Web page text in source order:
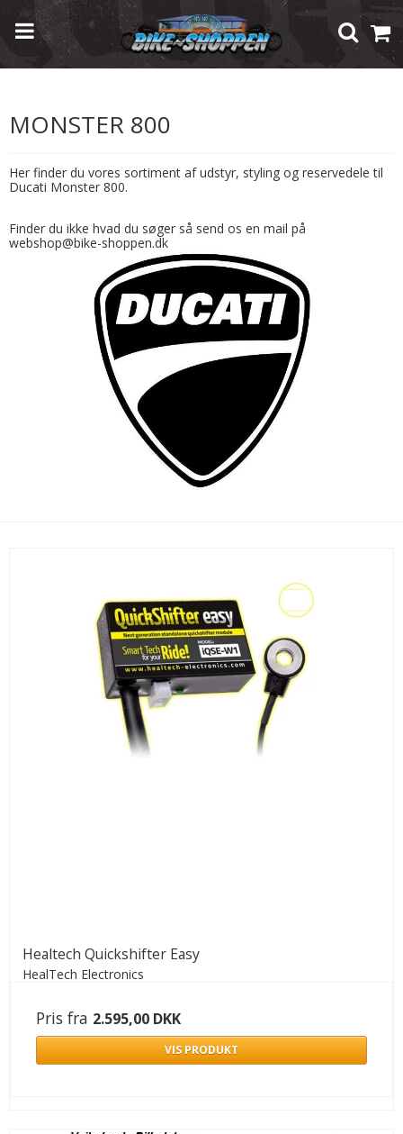
MONSTER 800
Her finder du vores sortiment af udstyr, styling og reservedele til
Ducati Monster 800.
Finder du ikke hvad du søger så send os en mail på
webshop@bike-shoppen.dk
Healtech Quickshifter Easy
HealTech Electronics
Pris fra 2.595,00 DKK
VIS PRODUKT